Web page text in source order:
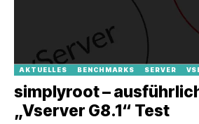
AKTUELLES BENCHMARKS SERVER
simplyroot –
„Vserver G8.1“ Test